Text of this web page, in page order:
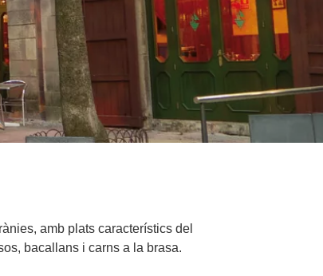
amb plats característics del
bacallans i carns a la brasa.